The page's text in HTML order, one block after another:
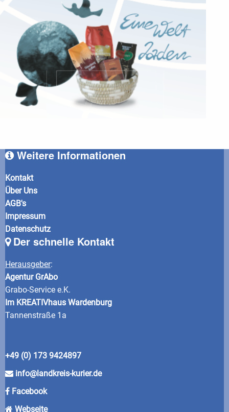
Weitere Informationen
Kontakt
Über Uns
AGB's
Impressum
Datenschutz
Der schnelle Kontakt
Herausgeber:
Agentur GrAbo
Grabo-Service e.K.
Im KREATIVhaus Wardenburg
Tannenstraße 1a
+49 (0) 173 9424897
info@landkreis-kurier.de
Facebook
Webseite